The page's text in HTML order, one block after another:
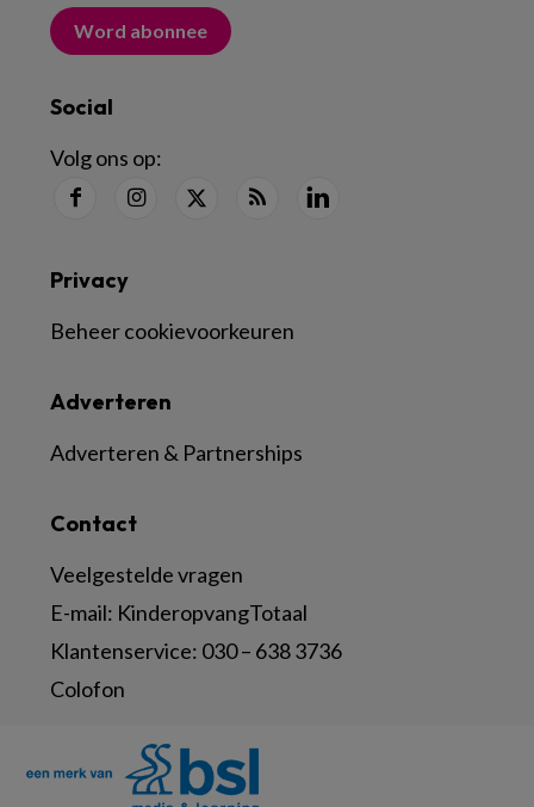
Word abonnee
Social
Volg ons op:
Contact
Veelgestelde vragen
E-mail: KinderopvangTotaal
Klantenservice: 030 – 638 3736
Colofon
Adverteren
Adverteren & Partnerships
Privacy
Beheer cookievoorkeuren